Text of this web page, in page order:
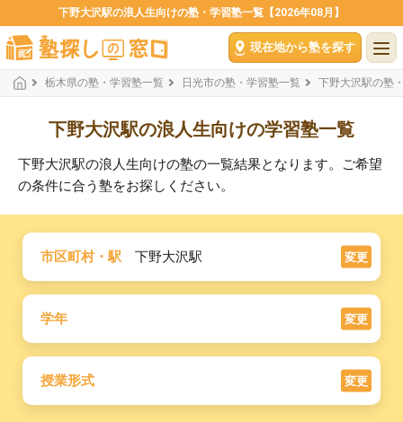
下野大沢駅の浪人生向けの塾・学習塾一覧【2026年08月】
現在地から塾を探す
栃木県の塾・学習塾一覧 日光市の塾・学習塾一覧 下野大沢駅の塾
下野大沢駅の浪人生向けの学習塾一覧
下野大沢駅の浪人生向けの塾の一覧結果となります。ご希望
の条件に合う塾をお探しください。
市区町村・駅 下野大沢駅 変更
学年 変更
授業形式 変更